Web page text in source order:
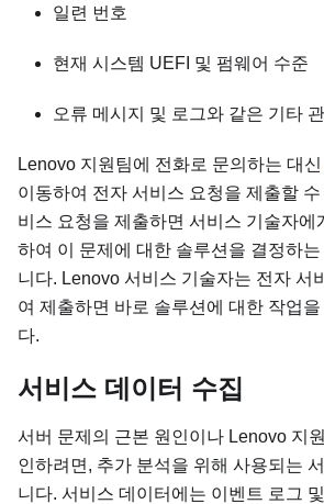
일련 번호
현재 시스템 UEFI 및 펌웨어 수준
오류 메시지 및 로그와 같은 기타
Lenovo 지원팀에 전화로 문의하는 대신
이동하여 전자 서비스 요청을 제출할
비스 요청을 제출하면 서비스 기술자에
하여 이 문제에 대한 솔루션을 결정하
니다. Lenovo 서비스 기술자는 전자 서
여 제출하면 바로 솔루션에 대한 작업을
다.
서비스 데이터 수집
서버 문제의 근본 원인이나 Lenovo 지
인하려면, 추가 분석을 위해 사용되는
니다. 서비스 데이터에는 이벤트 로그